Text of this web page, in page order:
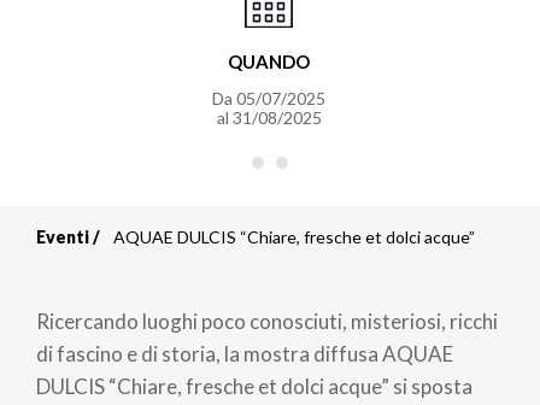
QUANDO
Da05/07/2025
al 31/08/2025
di
pane
Eventi AQUAE DULCIS “Chiare, fresche et dolci acque”
Ricercando luoghi poco conosciuti, misteriosi, ricchi
di fascino e di storia, la mostra diffusa AQUAE
DULCIS “Chiare, fresche et dolci acque” si sposta